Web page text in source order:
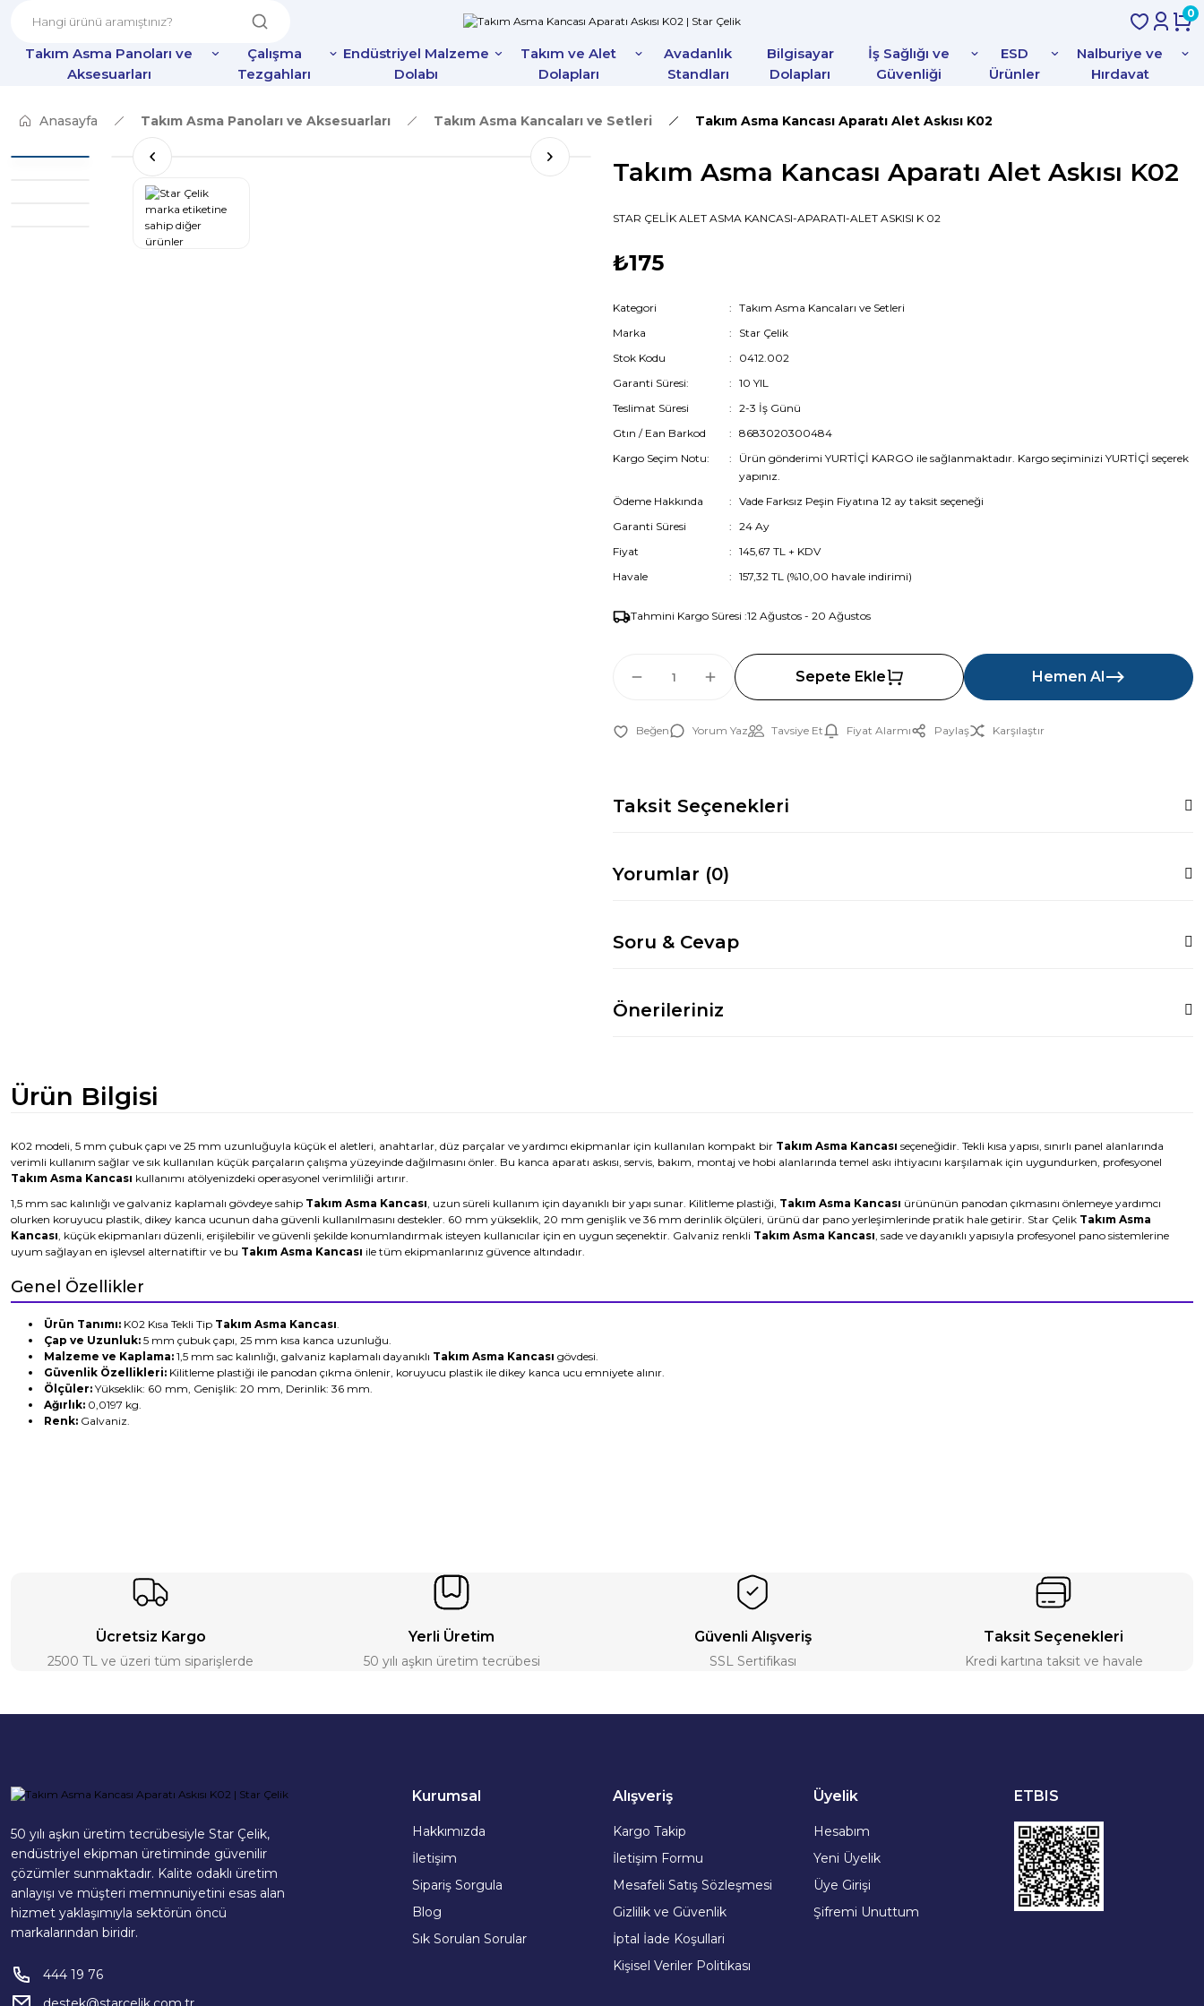
0
Takım Asma Panoları ve
Aksesuarları
Çalışma
Tezgahları
Endüstriyel Malzeme
Dolabı
Takım ve Alet
Dolapları
Avadanlık
Standları
Bilgisayar
Dolapları
İş Sağlığı ve
Güvenliği
ESD
Ürünler
Nalburiye ve
Hırdavat
Anasayfa Takım Asma Panoları ve Aksesuarları Takım Asma Kancaları ve Setleri Takım Asma Kancası Aparatı Alet Askısı K02
Takım Asma Kancası Aparatı Alet Askısı K02
STAR ÇELİK ALET ASMA KANCASI-APARATI-ALET ASKISI K 02
₺175
Kategori
Takım Asma Kancaları ve Setleri
Marka
Star Çelik
Stok Kodu
0412.002
Garanti Süresi:
10 YIL
Teslimat Süresi
2-3 İş Günü
Gtın / Ean Barkod
8683020300484
Kargo Seçim Notu:
Ürün gönderimi YURTİÇİ KARGO ile sağlanmaktadır. Kargo seçiminizi YURTİÇİ seçerek
yapınız.
Ödeme Hakkında
Vade Farksız Peşin Fiyatına 12 ay taksit seçeneği
Garanti Süresi
24 Ay
Fiyat
145,67 TL + KDV
Havale
157,32 TL (%10,00 havale indirimi)
Tahmini Kargo Süresi :12 Ağustos - 20 Ağustos
Sepete Ekle Hemen Al
Yorum Yaz Tavsiye Et Fiyat Alarmı Paylaş Karşılaştır
Taksit Seçenekleri
Yorumlar (0)
Soru & Cevap
Önerileriniz
Ürün Bilgisi
K02 modeli, 5 mm çubuk çapı ve 25 mm uzunluğuyla küçük el aletleri, anahtarlar, düz parçalar ve yardımcı ekipmanlar için kullanılan kompakt bir Takım Asma Kancası seçeneğidir. Tekli kısa yapısı, sınırlı panel alanlarında
verimli kullanım sağlar ve sık kullanılan küçük parçaların çalışma yüzeyinde dağılmasını önler. Bu kanca aparatı askısı, servis, bakım, montaj ve hobi alanlarında temel askı ihtiyacını karşılamak için uygundurken, profesyonel
Takım Asma Kancası kullanımı atölyenizdeki operasyonel verimliliği artırır.
1,5 mm sac kalınlığı ve galvaniz kaplamalı gövdeye sahip Takım Asma Kancası, uzun süreli kullanım için dayanıklı bir yapı sunar. Kilitleme plastiği, Takım Asma Kancası ürününün panodan çıkmasını önlemeye yardımcı
olurken koruyucu plastik, dikey kanca ucunun daha güvenli kullanılmasını destekler. 60 mm yükseklik, 20 mm genişlik ve 36 mm derinlik ölçüleri, ürünü dar pano yerleşimlerinde pratik hale getirir. Star Çelik Takım Asma
Kancası, küçük ekipmanları düzenli, erişilebilir ve güvenli şekilde konumlandırmak isteyen kullanıcılar için en uygun seçenektir. Galvaniz renkli Takım Asma Kancası, sade ve dayanıklı yapısıyla profesyonel pano sistemlerine
uyum sağlayan en işlevsel alternatiftir ve bu Takım Asma Kancası ile tüm ekipmanlarınız güvence altındadır.
Genel Özellikler
Ürün Tanımı: K02 Kısa Tekli Tip Takım Asma Kancası.
Çap ve Uzunluk: 5 mm çubuk çapı, 25 mm kısa kanca uzunluğu.
Malzeme ve Kaplama: 1,5 mm sac kalınlığı, galvaniz kaplamalı dayanıklı Takım Asma Kancası gövdesi.
Güvenlik Özellikleri: Kilitleme plastiği ile panodan çıkma önlenir, koruyucu plastik ile dikey kanca ucu emniyete alınır.
Ölçüler: Yükseklik: 60 mm, Genişlik: 20 mm, Derinlik: 36 mm.
Ağırlık: 0,0197 kg.
Renk: Galvaniz.
Ücretsiz Kargo
2500 TL ve üzeri tüm siparişlerde
Yerli Üretim
50 yılı aşkın üretim tecrübesi
Güvenli Alışveriş
SSL Sertifikası
Taksit Seçenekleri
Kredi kartına taksit ve havale
50 yılı aşkın üretim tecrübesiyle Star Çelik,
endüstriyel ekipman üretiminde güvenilir
çözümler sunmaktadır. Kalite odaklı üretim
anlayışı ve müşteri memnuniyetini esas alan
hizmet yaklaşımıyla sektörün öncü
markalarından biridir.
444 19 76
Kurumsal
Hakkımızda
İletişim
Sipariş Sorgula
Blog
Sık Sorulan Sorular
Alışveriş
Kargo Takip
İletişim Formu
Mesafeli Satış Sözleşmesi
Gizlilik ve Güvenlik
İptal İade Koşullari
Kişisel Veriler Politikası
Üyelik
Hesabım
Yeni Üyelik
Üye Girişi
Şifremi Unuttum
ETBIS